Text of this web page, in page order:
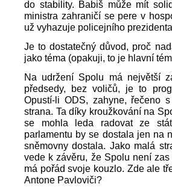
do stability. Babiš může mít
ministra zahraničí se pere v
už vyhazuje policejního
Je to dostatečný důvod, proč
jako téma (opakuji, to je hlavní
Na udržení Spolu má největší
předsedy, bez voličů, je to
Opustí-li ODS, zahyne, řečeno
strana. Ta díky kroužkování na
se mohla leda radovat ze
parlamentu by se dostala jen na
sněmovny dostala. Jako malá
vede k závěru, že Spolu není
má pořád svoje kouzlo. Zde ale
Antone Pavloviči?